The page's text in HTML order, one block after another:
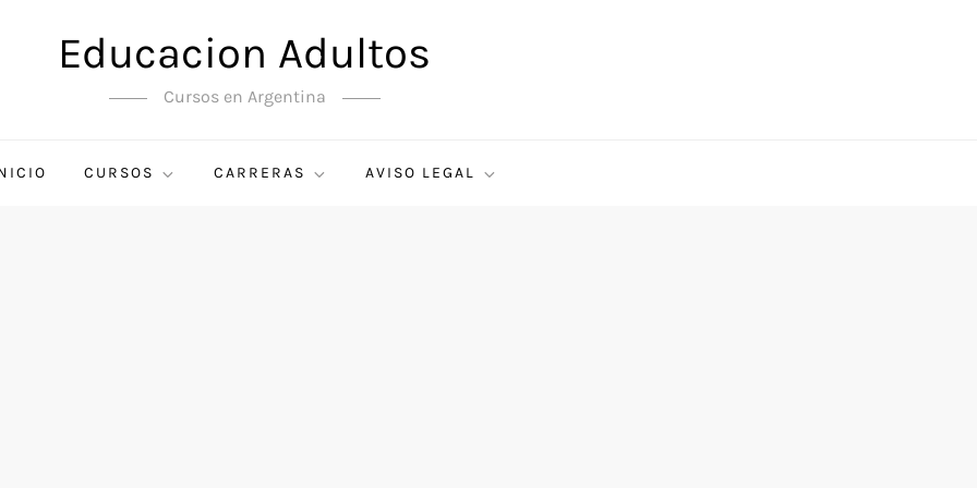
Educacion Adultos
Cursos en Argentina
CURSOS CARRERAS AVISO LEGAL